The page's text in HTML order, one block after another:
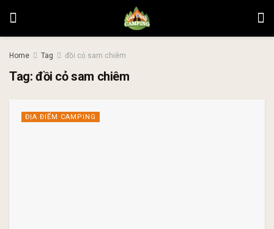
Home Tag đồi cỏ sam chiêm
Tag: đồi cỏ sam chiêm
ĐỊA ĐIỂM CAMPING